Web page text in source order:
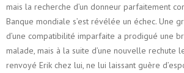
mais la recherche d’un donneur parfaitement
Banque mondiale s’est révélée un échec. Une
d’une compatibilité imparfaite a prodigué une
malade, mais à la suite d’une nouvelle rechute
renvoyé Erik chez lui, ne lui laissant guère